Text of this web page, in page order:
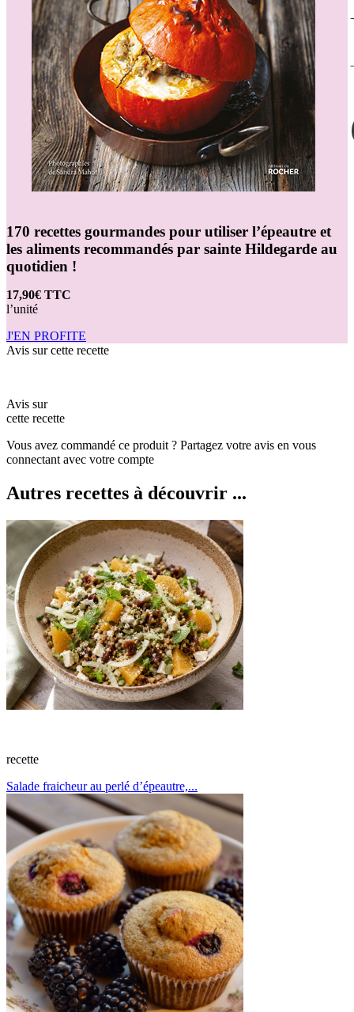
170 recettes gourmandes pour utiliser l’épeautre et
les aliments recommandés par sainte Hildegarde au
quotidien !
17,90€ TTC
l’unité
J'EN PROFITE
Avis sur cette recette
Avis sur
cette recette
Vous avez commandé ce produit ? Partagez votre avis en vous
connectant avec votre compte
Autres recettes à découvrir ...
recette
Salade fraicheur au perlé d’épeautre,...